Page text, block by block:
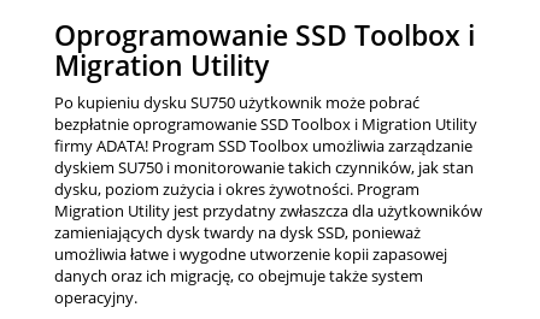
Oprogramowanie SSD Toolbox i
Migration Utility
Po kupieniu dysku SU750 użytkownik może pobrać
bezpłatnie oprogramowanie SSD Toolbox i Migration Utility
firmy ADATA! Program SSD Toolbox umożliwia zarządzanie
dyskiem SU750 i monitorowanie takich czynników, jak stan
dysku, poziom zużycia i okres żywotności. Program
Migration Utility jest przydatny zwłaszcza dla użytkowników
zamieniających dysk twardy na dysk SSD, ponieważ
umożliwia łatwe i wygodne utworzenie kopii zapasowej
danych oraz ich migrację, co obejmuje także system
operacyjny.